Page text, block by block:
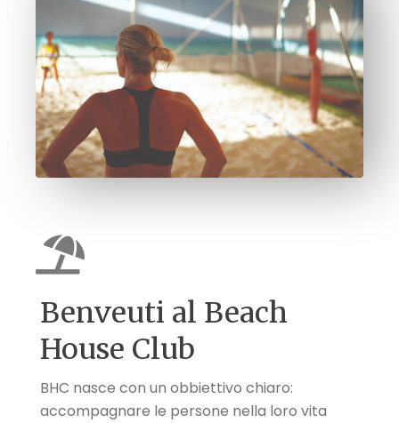
Benveuti al Beach
House Club
BHC nasce con un obbiettivo chiaro:
accompagnare le persone nella loro vita